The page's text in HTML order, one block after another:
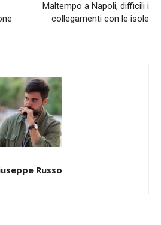
Maltempo a Napoli, difficili i
collegamenti con le isole
Russo